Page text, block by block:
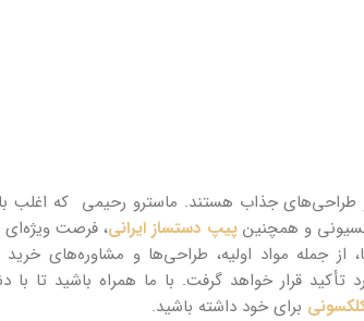
طراحی‌های جذاب هستند. ماسترو رحیمی که اغلب
و همچنینپیپ دستساز ایرانی، فرصت ویژه‌ای
جمله مواد اولیه، طراحی‌ها و مشاوره‌های خرید
قرار خواهد گرفت. با ما همراه باشید تا با
برای خود داشته باشید.